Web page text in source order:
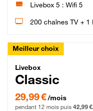
Livebox 5 : Wifi 5
200 chaînes TV + 1
Meilleur choix
Livebox
Livebox
Classic
29,99 € par mois pendant
29,99 €/mois
pendant 12 mois puis 42,99